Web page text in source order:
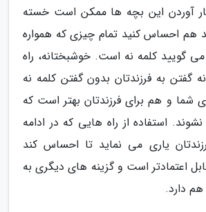
آوردن این بچه ها ممکن است خسته
هم احساس کنید تمام چیزی که همواره
گویید کلمه نه است. خوشبختانه، راه
گفتن به فرزندتان بدون گفتن کلمه نه
شما و هم برای فرزندتان بهتر است که
استفاده از راه هایی که در ادامه
یاری می نماید تا احساس کند
اعتمادتر است و گزینه های دیگری به
دارد.